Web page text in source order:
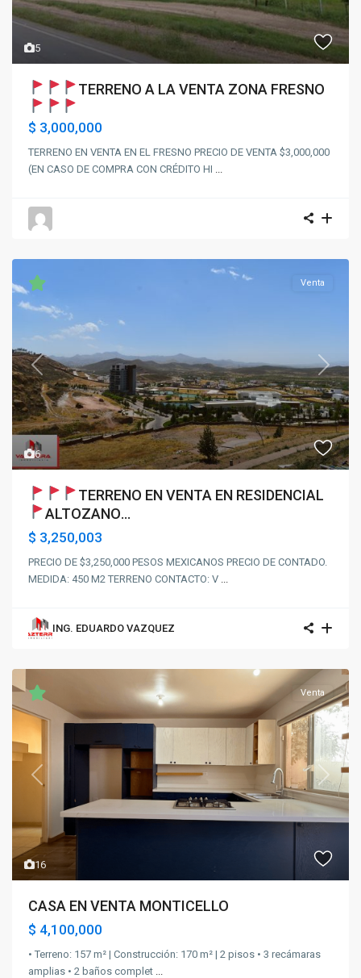
5
TERRENO A LA VENTA ZONA FRESNO
$ 3,000,000
TERRENO EN VENTA EN EL FRESNO PRECIO DE VENTA $3,000,000
(EN CASO DE COMPRA CON CRÉDITO HI ...
6
Previous Next
Venta
TERRENO EN VENTA EN RESIDENCIAL
ALTOZANO...
$ 3,250,003
PRECIO DE $3,250,000 PESOS MEXICANOS PRECIO DE CONTADO.
MEDIDA: 450 M2 TERRENO CONTACTO: V ...
ING. EDUARDO VAZQUEZ
16
Previous Next
Venta
CASA EN VENTA MONTICELLO
$ 4,100,000
• Terreno: 157 m² | Construcción: 170 m² | 2 pisos • 3 recámaras
amplias • 2 baños complet